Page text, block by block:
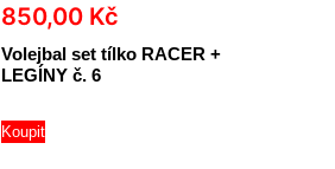
850,00 Kč
Volejbal set tílko RACER +
LEGÍNY č. 6
Koupit